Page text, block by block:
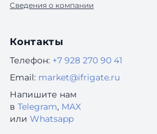
Сведения о компании
Контакты
Телефон: +7 928 270 90 41
Email: market@ifrigate.ru
Напишите нам
в Telegram, MAX
или Whatsapp